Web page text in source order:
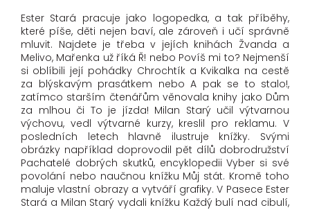
Ester Stará pracuje jako logopedka, a tak příběhy,
které píše, děti nejen baví, ale zároveň i učí správně
mluvit. Najdete je třeba v jejích knihách Žvanda a
Melivo, Mařenka už říká Ř! nebo Povíš mi to? Nejmenší
si oblíbili její pohádky Chrochtík a Kvikalka na cestě
za blýskavým prasátkem nebo A pak se to stalo!,
zatímco starším čtenářům věnovala knihy jako Dům
za mlhou či To je jízda! Milan Starý učil výtvarnou
výchovu, vedl výtvarné kurzy, kreslil pro reklamu. V
posledních letech hlavně ilustruje knížky. Svými
obrázky například doprovodil pět dílů dobrodružství
Pachatelé dobrých skutků, encyklopedii Vyber si své
povolání nebo naučnou knížku Můj stát. Kromě toho
maluje vlastní obrazy a vytváří grafiky. V Pasece Ester
Stará a Milan Starý vydali knížku Každý bulí nad cibulí,